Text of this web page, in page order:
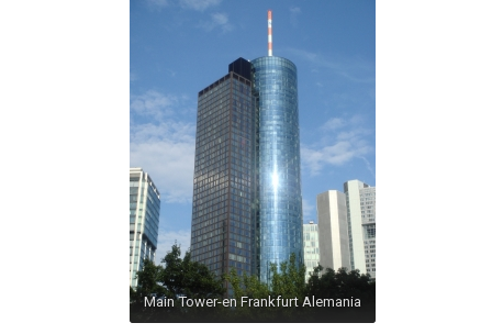
Main Tower-en Frankfurt Alemania